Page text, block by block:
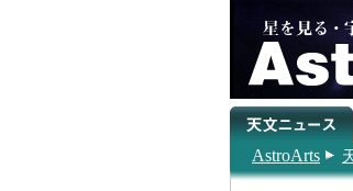
AstroArts